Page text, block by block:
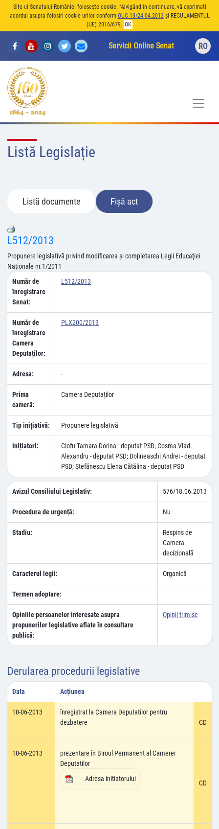
Site-ul Senatului României folosește cookie. Navigând în continuare, vă exprimați
acordul asupra folosiri cookie-urilor conform OUG 13/24.04.2012și REGULAMENTUL
(UE) 2016/679. OK
Servicii Online Senat RO
Listă Legislație
Listă documente Fișă act
L512/2013
Propunere legislativă privind modificarea şi completarea Legii Educaţiei
Naţionale nr.1/2011
Număr de
înregistrare
Senat:
L512/2013
Număr de
înregistrare
Camera
Deputaților:
PLX200/2013
Adresa: -
Prima
cameră:
Camera Deputaților
Tip inițiativă: Propunere legislativă
Inițiatori:
Ciofu Tamara-Dorina - deputat PSD; Cosma Vlad-
Alexandru - deputat PSD; Dolineaschi Andrei - deputat
PSD; Ştefănescu Elena Cătălina - deputat PSD
Avizul Consiliului Legislativ: 576/18.06.2013
Procedura de urgență: Nu
Stadiu:
Respins de
Camera
decizională
Caracterul legii: Organică
Termen adoptare:
Opiniile persoanelor interesate asupra
propunerilor legislative aflate în consultare
publică:
Opinii trimise
Derularea procedurii legislative
Data Acțiunea
10-06-2013
înregistrat la Camera Deputatilor pentru
dezbatere
CD
10-06-2013
prezentare în Biroul Permanent al Camerei
Deputatilor
Adresa initiatorului
CD